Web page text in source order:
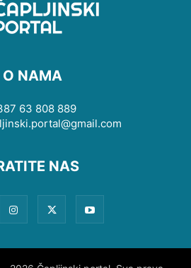
O NAMA
63 808 889
NAS